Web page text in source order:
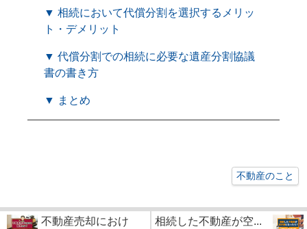
▼ 相続において代償分割を選択するメリッ
ト・デメリット
▼ 代償分割での相続に必要な遺産分割協議
書の書き方
▼ まとめ
不動産のこと
不動産売却におけ
相続した不動産が空...